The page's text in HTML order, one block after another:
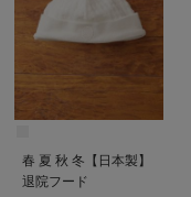
春 夏 秋 冬【日本製】
退院フード